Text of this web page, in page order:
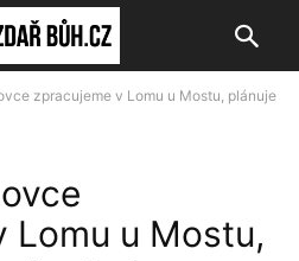
zpracujeme v Lomu u Mostu, plánuje
Lomu u Mostu,